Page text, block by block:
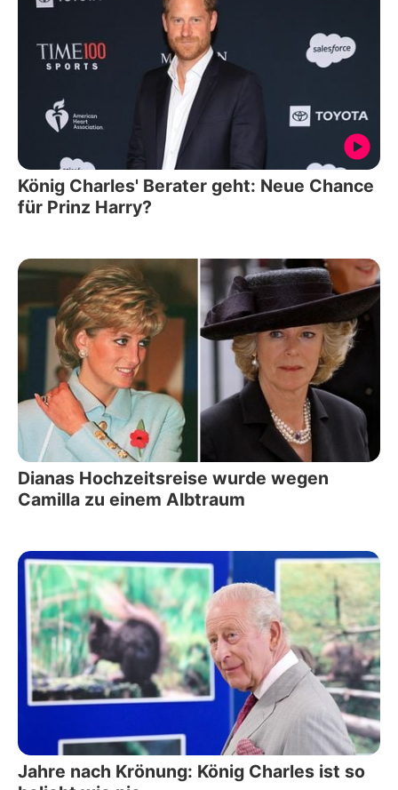
König Charles' Berater geht: Neue Chance
für Prinz Harry?
Dianas Hochzeitsreise wurde wegen
Camilla zu einem Albtraum
Jahre nach Krönung: König Charles ist so